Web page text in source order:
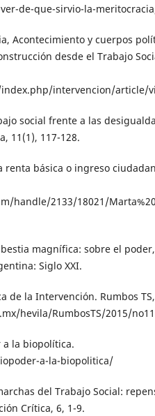
de-que-sirvio-la-
Acontecimiento y cuerpos
desde el Trabajo
intervencion/article/
social frente a las
11(1), 117-128.
renta básica o ingreso
handle/2133/18021/
magnífica: sobre el
Siglo XXI.
de la Intervención. Rumbos TS,
hevila/RumbosTS/2015/
a la biopolítica.
a-la-biopolitica/
del Trabajo Social:
Crítica, 6, 1-9.